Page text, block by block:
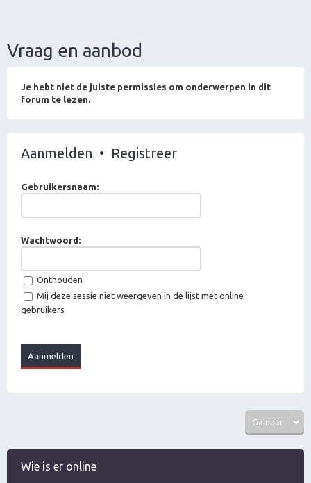
Vraag en aanbod
Je hebt niet de juiste permissies om onderwerpen in dit
forum te lezen.
Aanmelden • Registreer
Gebruikersnaam:
Wachtwoord:
Onthouden
Mij deze sessie niet weergeven in de lijst met online
gebruikers
Ga naar
Wie is er online